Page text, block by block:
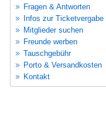
Fragen & Antworten
Infos zur Ticketvergabe
Mitglieder suchen
Freunde werben
Tauschgebühr
Porto & Versandkosten
Kontakt